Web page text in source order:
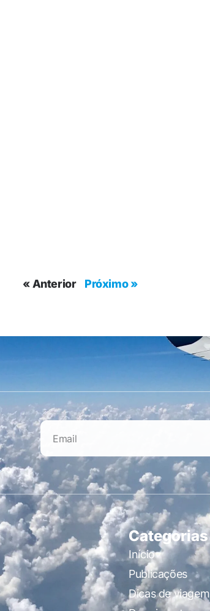
« Anterior Próximo »
Categorias
Início
Publicações
Dicas de viagem